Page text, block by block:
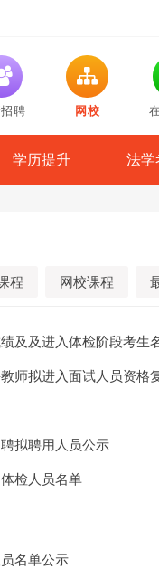
聘 网校
学历提升 法学
程 网校课程
及及进入体检阶段考生
师拟进入面试人员资格
拟聘用人员公示
检人员名单
名单公示
考安排